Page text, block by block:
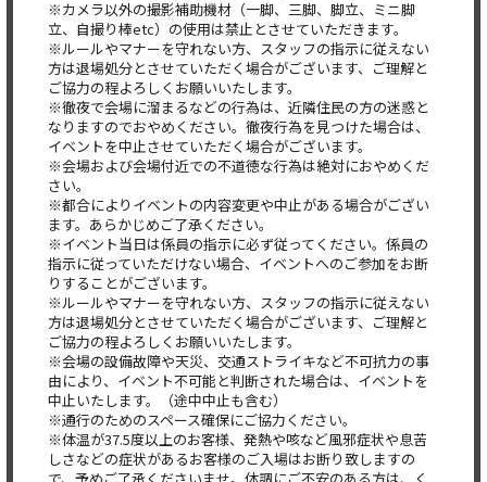
※カメラ以外の撮影補助機材（一脚、三脚、脚立、ミニ脚
立、自撮り棒etc）の使用は禁止とさせていただきます。
※ルールやマナーを守れない方、スタッフの指示に従えない
方は退場処分とさせていただく場合がございます、ご理解と
ご協力の程よろしくお願いいたします。
※徹夜で会場に溜まるなどの行為は、近隣住民の方の迷惑と
なりますのでおやめください。徹夜行為を見つけた場合は、
イベントを中止させていただく場合がございます。
※会場および会場付近での不道徳な行為は絶対におやめくだ
さい。
※都合によりイベントの内容変更や中止がある場合がござい
ます。あらかじめご了承ください。
※イベント当日は係員の指示に必ず従ってください。係員の
指示に従っていただけない場合、イベントへのご参加をお断
りすることがございます。
※ルールやマナーを守れない方、スタッフの指示に従えない
方は退場処分とさせていただく場合がございます、ご理解と
ご協力の程よろしくお願いいたします。
※会場の設備故障や天災、交通ストライキなど不可抗力の事
由により、イベント不可能と判断された場合は、イベントを
中止いたします。（途中中止も含む）
※通行のためのスペース確保にご協力ください。
※体温が37.5度以上のお客様、発熱や咳など風邪症状や息苦
しさなどの症状があるお客様のご入場はお断り致しますの